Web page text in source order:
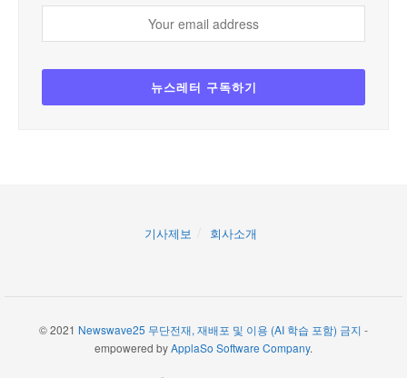
기사제보 회사소개
© 2021 Newswave25 무단전재, 재배포 및 이용 (AI 학습 포함) 금지 -
empowered byApplaSo Software Company.